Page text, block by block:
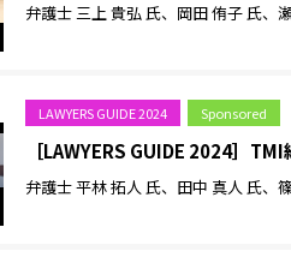
弁護士 三上 貴弘 氏、岡田 侑子 氏
LAWYERS GUIDE 2024 Sponsored
［LAWYERS GUIDE 2024］
弁護士 平林 拓人 氏、田中 真人 氏、